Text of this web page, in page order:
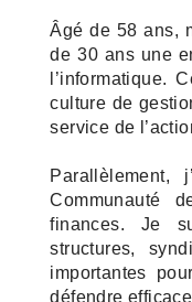
Enquêtes publiques
Le Cadastre
Âgé de 58 ans,
de 30 ans une
l’informatique.
culture de
service de
Communauté
finances. Je
structures,
importantes
défendre